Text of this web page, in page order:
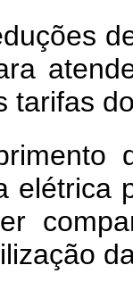
tarifas
elétrica